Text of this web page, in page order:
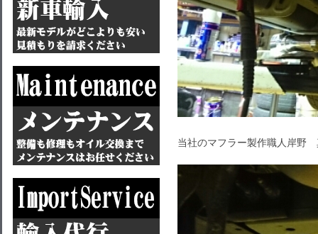
当社のマフラー製作職人岸野